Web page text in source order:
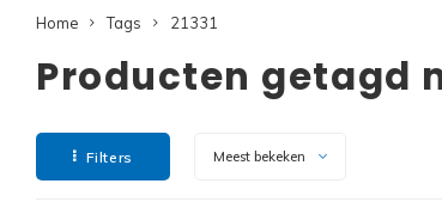
Home Tags 21331
Producten getagd
Filters Meest bekeken